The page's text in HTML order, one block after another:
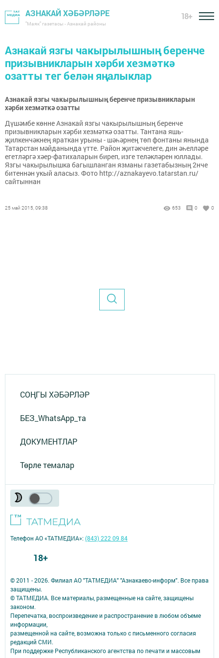
АЗНАКАЙ ХӘБӘРЛӘРЕ
"Маяк" газетасы - Азнакай районы
18+
Азнакай язгы чакырылышның беренче
призывникларын хәрби хезмәткә
озатты тег белән яңалыклар
Азнакай язгы чакырылышның беренче призывникларын
хәрби хезмәткә озатты
Дүшәмбе көнне Азнакай язгы чакырылышның беренче
призывникларын хәрби хезмәткә озатты. Тантана яшь-
җилкенчәкнең яраткан урыны - шәһәрнең төп фонтаны янында
Татарстан мәйданында үтте. Район җитәкчелеге, дин әһелләре
егетләргә хәер-фатихаларын биреп, изге теләкләрен юллады.
Язгы чакырылышка багышланган язманы газетабызның 2нче
битеннән укый аласыз. Фото http://aznakayevo.tatarstan.ru/
сайтыннан
25 май 2015, 09:38 653 0 0
СОҢГЫ ХӘБӘРЛӘР
БЕЗ_WhatsApp_та
ДОКУМЕНТЛАР
Төрле темалар
© 2011 - 2026. Филиал АО "ТАТМЕДИА" "Азнакаево-информ". Все права
защищены.
© ТАТМЕДИА. Все материалы, размещенные на сайте, защищены
законом.
Перепечатка, воспроизведение и распространение в любом объеме
информации,
размещенной на сайте, возможна только с письменного согласия
редакций СМИ.
При поддержке Республиканского агентства по печати и массовым
Телефон АО «ТАТМЕДИА»:(843) 222 09 84
18+